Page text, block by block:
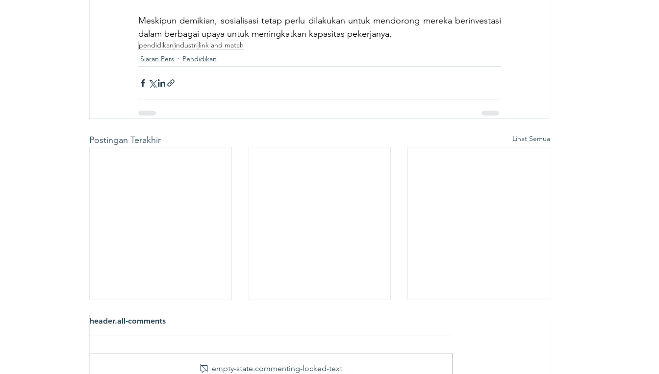
Meskipun demikian, sosialisasi tetap perlu dilakukan untuk mendorong mereka berinvestasi
dalam berbagai upaya untuk meningkatkan kapasitas pekerjanya.
pendidikan industrilink and match
Siaran Pers
Pendidikan
Postingan Terakhir Lihat Semua
header.all-comments
empty-state.commenting-locked-text